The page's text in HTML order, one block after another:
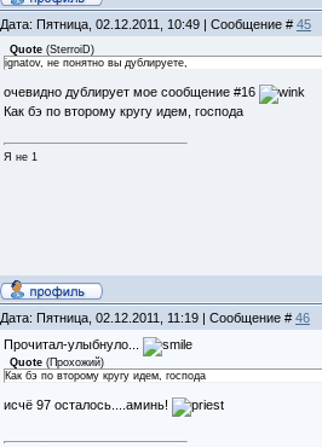
Дата: Пятница, 02.12.2011, 10:49 | Сообщение # 45
Quote(SterroiD)
ignatov, не понятно вы дублируете,
очевидно дублирует мое сообщение #16
Как бэ по второму кругу идем, господа
Я не 1
Дата: Пятница, 02.12.2011, 11:19 | Сообщение # 46
Прочитал-улыбнуло...
Quote(Прохожий)
Как бэ по второму кругу идем, господа
исчё 97 осталось....аминь!